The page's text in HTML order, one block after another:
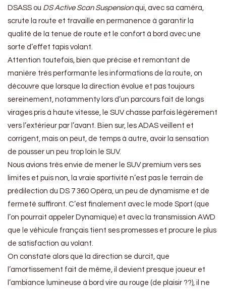
DSASS ou DS Active Scan Suspensionqui, avec sa caméra,
scrute la route et travaille en permanence à garantir la
qualité de la tenue de route et le confort à bord avec une
sorte d’effet tapis volant.
Attention toutefois, bien que précise et remontant de
manière très performante les informations de la route, on
découvre que lorsque la direction évolue et pas toujours
sereinement, notammenty lors d’un parcours fait de longs
virages pris à haute vitesse, le SUV chasse parfois légèrement
vers l’extérieur par l’avant. Bien sur, les ADAS veillent et
corrigent, mais on peut, de temps à autre, avoir la sensation
de pousser un peu trop loin le SUV.
Nous avions très envie de mener le SUV premium vers ses
limites et puis non, la vraie sportivité n’est pas le terrain de
prédilection du DS 7 360 Opéra, un peu de dynamisme et de
fermeté suffiront. C’est finalement avec le mode Sport (que
l’on pourrait appeler Dynamique) et avec la transmission AWD
que le véhicule français tient ses promesses et procure le plus
de satisfaction au volant.
On constate alors que la direction se durcit, que
l’amortissement fait de même, il devient presque joueur et
l’ambiance lumineuse à bord vire au rouge (de plaisir ??), il ne